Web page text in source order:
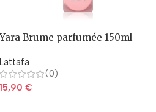
Yara Brume parfumée 150ml
Lattafa
(0)
15,90€